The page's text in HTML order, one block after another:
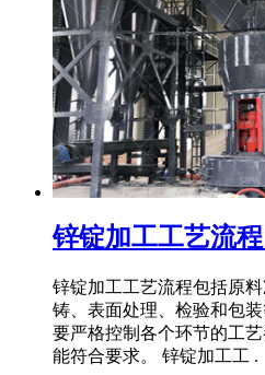
锌锭加工工艺流
锌锭加工工艺流程包括原
铸、表面处理、检验和包
要严格控制各个环节的工
能符合要求。 锌锭加工工 .